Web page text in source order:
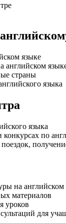
языке
английском
страны
языка
языка
по
на
материалов
уроков
для